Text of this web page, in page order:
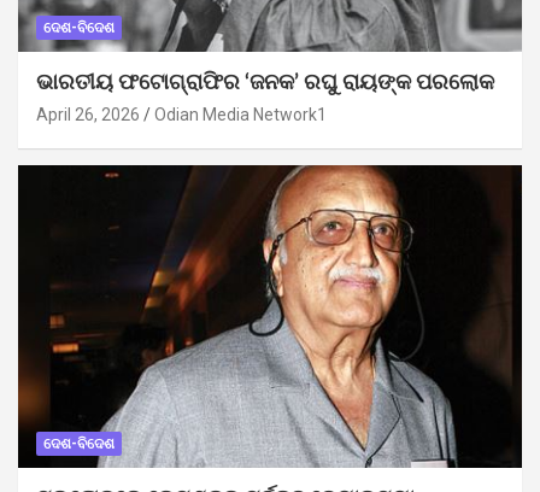
ଦେଶ-ବିଦେଶ
ଭାରତୀୟ ଫଟୋଗ୍ରାଫିର ‘ଜନକ’ ରଘୁ ରାୟଙ୍କ ପରଲୋକ
April 26, 2026 Odian Media Network1
ଦେଶ-ବିଦେଶ